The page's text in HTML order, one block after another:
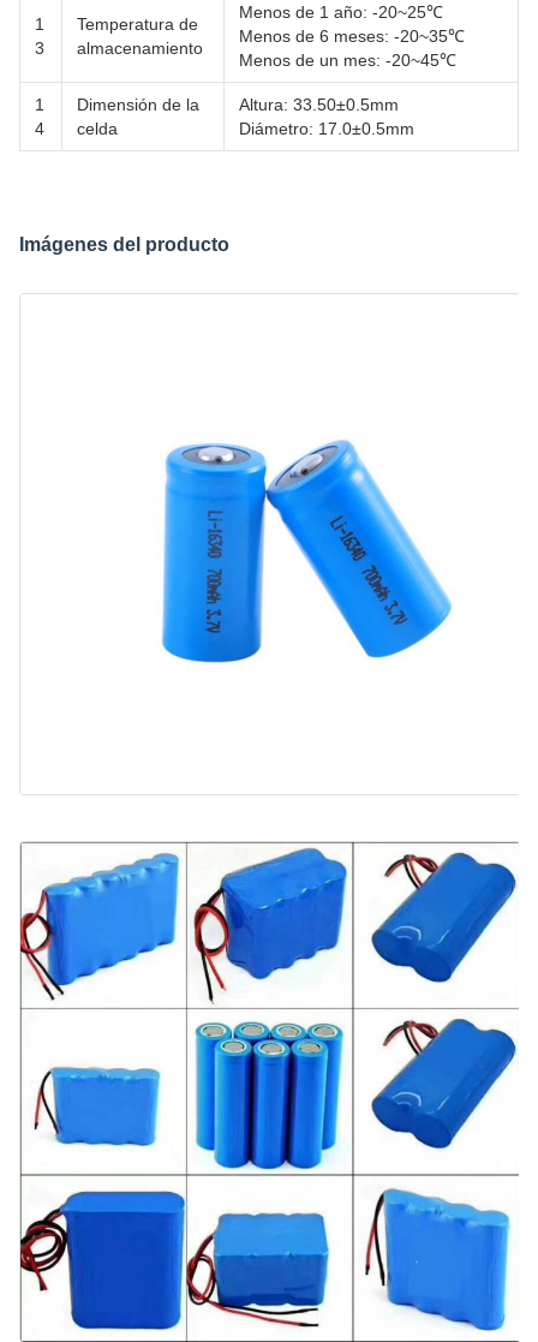
1
3
Temperatura de
almacenamiento
Menos de 1 año: -20~25℃
Menos de 6 meses: -20~35℃
Menos de un mes: -20~45℃
1
4
Dimensión de la
celda
Altura: 33.50±0.5mm
Diámetro: 17.0±0.5mm
Imágenes del producto